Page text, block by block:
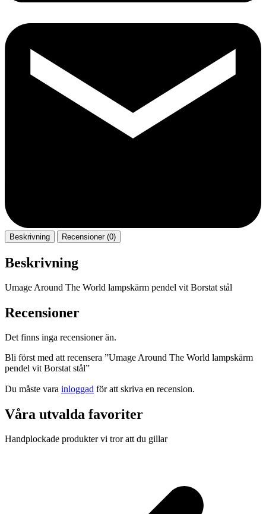
Beskrivning Recensioner (0)
Beskrivning
Umage Around The World lampskärm pendel vit Borstat stål
Recensioner
Det finns inga recensioner än.
Bli först med att recensera ”Umage Around The World lampskärm
pendel vit Borstat stål”
Du måste vara inloggad för att skriva en recension.
Våra utvalda favoriter
Handplockade produkter vi tror att du gillar